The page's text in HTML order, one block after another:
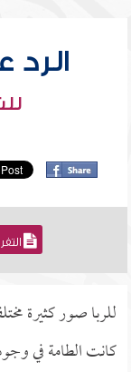
الرد
للربا صور كثيرة
كانت الطامة في